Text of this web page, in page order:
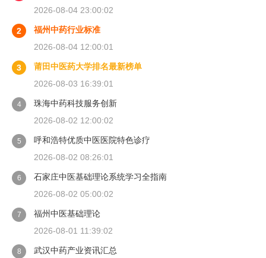
2026-08-04 23:00:02
2
福州中药行业标准
2026-08-04 12:00:01
3
莆田中医药大学排名最新榜单
2026-08-03 16:39:01
4
珠海中药科技服务创新
2026-08-02 12:00:02
5
呼和浩特优质中医医院特色诊疗
2026-08-02 08:26:01
6
石家庄中医基础理论系统学习全指南
2026-08-02 05:00:02
7
福州中医基础理论
2026-08-01 11:39:02
8 武汉中药产业资讯汇总